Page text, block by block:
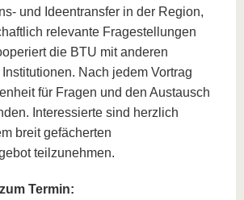
und Ideentransfer in der Region,
relevante Fragestellungen
die BTU mit anderen
Nach jedem Vortrag
für Fragen und den Austausch
Interessierte sind herzlich
breit gefächerten
teilzunehmen.
Termin: